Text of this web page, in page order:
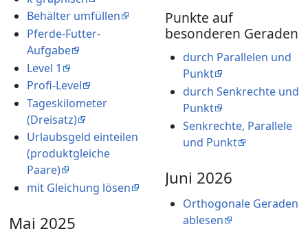
Behälter umfüllen
Pferde-Futter-
Aufgabe
Level 1
Profi-Level
Tageskilometer
(Dreisatz)
Urlaubsgeld einteilen
(produktgleiche
Paare)
mit Gleichung lösen
Mai 2025
Punkte auf
besonderen Geraden
durch Parallelen und
Punkt
durch Senkrechte und
Punkt
Senkrechte, Parallele
und Punkt
Juni 2026
Orthogonale Geraden
ablesen